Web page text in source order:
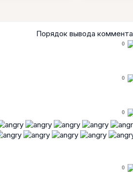
Порядок вывода
0
0
0
0